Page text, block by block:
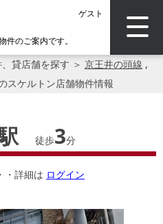
ゲスト
のご案内です。
貸店舗を探す ＞ 京王井の頭線 ,
スケルトン店舗物件情報
徒歩3分
・詳細は ログイン